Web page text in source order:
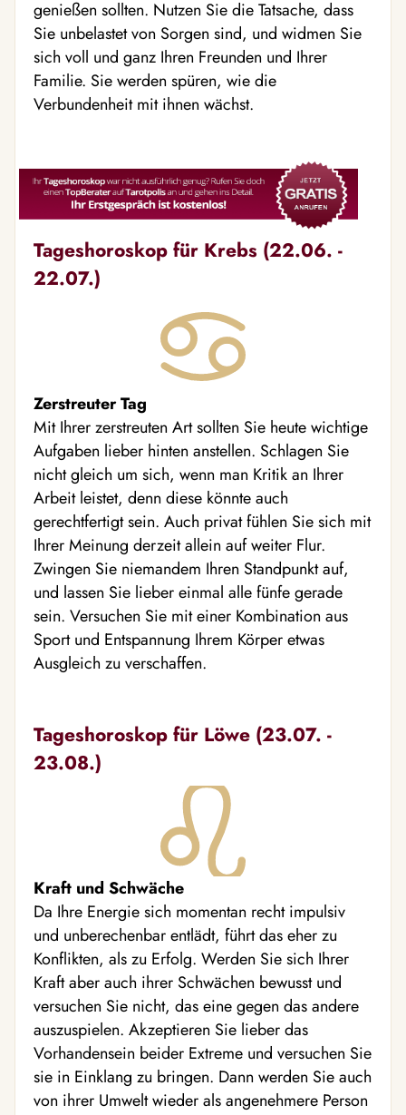
genießen sollten. Nutzen Sie die Tatsache, dass
Sie unbelastet von Sorgen sind, und widmen Sie
sich voll und ganz Ihren Freunden und Ihrer
Familie. Sie werden spüren, wie die
Verbundenheit mit ihnen wächst.
Tageshoroskop für Krebs (22.06. -
22.07.)
Zerstreuter Tag
Mit Ihrer zerstreuten Art sollten Sie heute wichtige
Aufgaben lieber hinten anstellen. Schlagen Sie
nicht gleich um sich, wenn man Kritik an Ihrer
Arbeit leistet, denn diese könnte auch
gerechtfertigt sein. Auch privat fühlen Sie sich mit
Ihrer Meinung derzeit allein auf weiter Flur.
Zwingen Sie niemandem Ihren Standpunkt auf,
und lassen Sie lieber einmal alle fünfe gerade
sein. Versuchen Sie mit einer Kombination aus
Sport und Entspannung Ihrem Körper etwas
Ausgleich zu verschaffen.
Tageshoroskop für Löwe (23.07. -
23.08.)
Kraft und Schwäche
Da Ihre Energie sich momentan recht impulsiv
und unberechenbar entlädt, führt das eher zu
Konflikten, als zu Erfolg. Werden Sie sich Ihrer
Kraft aber auch ihrer Schwächen bewusst und
versuchen Sie nicht, das eine gegen das andere
auszuspielen. Akzeptieren Sie lieber das
Vorhandensein beider Extreme und versuchen Sie
sie in Einklang zu bringen. Dann werden Sie auch
von ihrer Umwelt wieder als angenehmere Person